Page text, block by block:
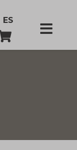
ESComisión
Servicios